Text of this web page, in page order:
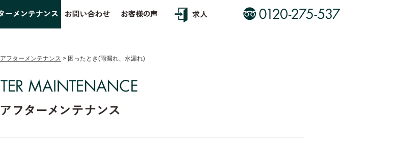
アフターメンテナンス > 困ったとき(雨漏れ、水漏れ)